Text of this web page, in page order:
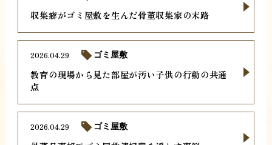
収集癖がゴミ屋敷を生んだ骨董収集家の末路
教育の現場から見た部屋が汚い子供の行動の共通
点
2026.04.29 ゴミ屋敷
2026.04.29 ゴミ屋敷